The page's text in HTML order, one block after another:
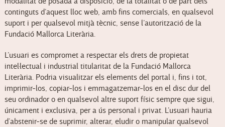
continguts d’aquest lloc web, amb fins comercials, en qualsevol
suport i per qualsevol mitjà tècnic, sense l’autorització de la
Fundació Mallorca Literària.
L’usuari es compromet a respectar els drets de propietat
intel·lectual i industrial titularitat de la Fundació Mallorca
Literària. Podria visualitzar els elements del portal i, fins i tot,
imprimir-los, copiar-los i emmagatzemar-los en el disc dur del
seu ordinador o en qualsevol altre suport físic sempre que sigui,
únicament i exclusiva, per a ús personal i privat. L’usuari hauria
d’abstenir-se de suprimir, alterar, eludir o manipular qualsevol